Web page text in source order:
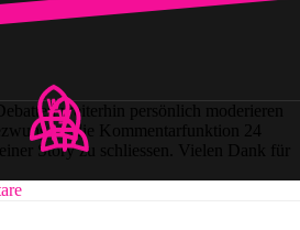
weiterhin persönlich moderieren
die Kommentarfunktion 24
Story zu schliessen. Vielen Dank für